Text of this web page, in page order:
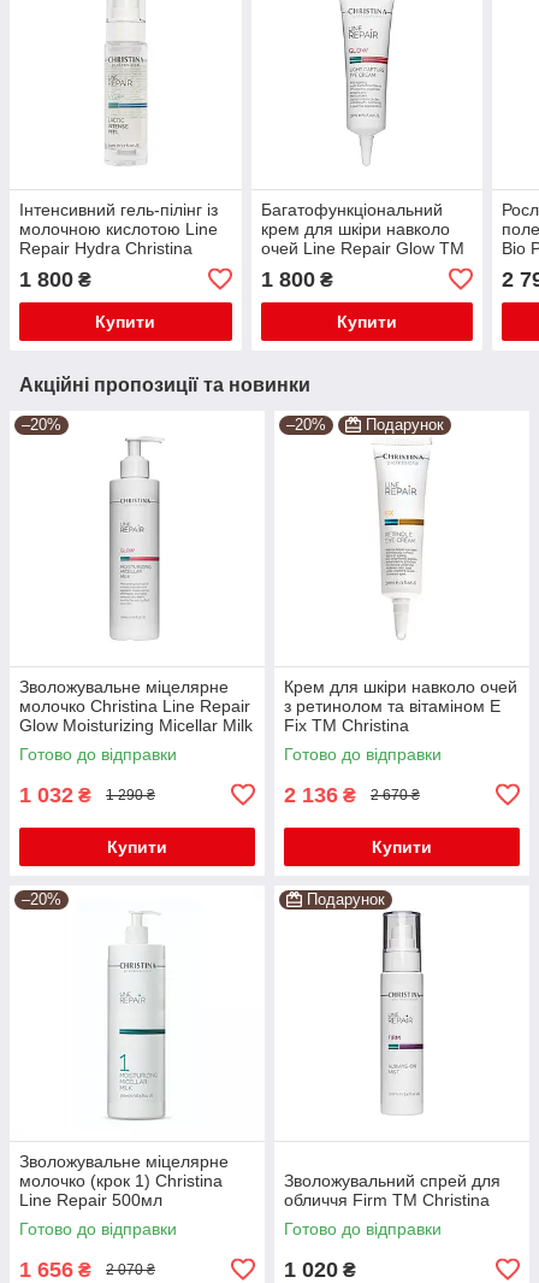
Інтенсивний гель-пілінг із
молочною кислотою Line
Repair Hydra Christina
Lactic Intense Peel 50 ml
1 800 ₴
Купити
Багатофункціональний
крем для шкіри навколо
очей Line Repair Glow TM
1 800₴
Купити
Bio
2
Акційні пропозиції та новинки
–20%
Зволожувальне міцелярне
молочко Christina Line Repair
Glow Moisturizing Micellar Milk
300мл
Готово до відправки
1 032 ₴ 1 290 ₴
Купити
–20% Подарунок
Крем для шкіри навколо очей
з ретинолом та вітаміном Е
Fix TM Christina
Готово до відправки
2 136 ₴ 2 670 ₴
Купити
–20%
Зволожувальне міцелярне
молочко (крок 1) Christina
Line Repair 500мл
Готово до відправки
1 656 ₴ 2 070 ₴
Подарунок
Зволожувальний спрей для
обличчя Firm TM Christina
Готово до відправки
1 020 ₴